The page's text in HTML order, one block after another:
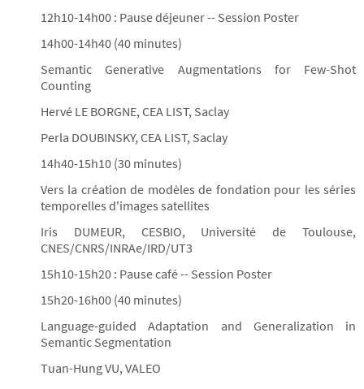
12h10-14h00 : Pause déjeuner -- Session Poster
14h00-14h40 (40 minutes)
Semantic Generative Augmentations for Few-Shot
Counting
Hervé LE BORGNE, CEA LIST, Saclay
Perla DOUBINSKY, CEA LIST, Saclay
14h40-15h10 (30 minutes)
Vers la création de modèles de fondation pour les séries
temporelles d'images satellites
Iris DUMEUR, CESBIO, Université de Toulouse,
CNES/CNRS/INRAe/IRD/UT3
15h10-15h20 : Pause café -- Session Poster
15h20-16h00 (40 minutes)
Language-guided Adaptation and Generalization in
Semantic Segmentation
Tuan-Hung VU, VALEO